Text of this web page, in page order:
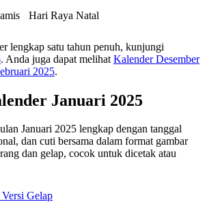
Hari Raya Natal
lengkap satu tahun penuh, kunjungi
. Anda juga dapat melihat Kalender Desember
2025.
Januari 2025
Januari 2025 lengkap dengan tanggal
dan cuti bersama dalam format gambar
dan gelap, cocok untuk dicetak atau
Versi Gelap